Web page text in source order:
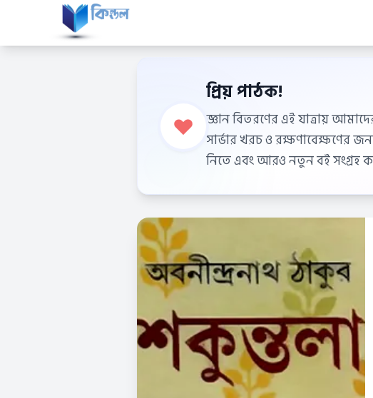
প্রিয় পাঠক!
জ্ঞান বিতরণের এই যাত্রায়
সার্ভার খরচ ও রক্ষণাবেক্ষণের
নিতে এবং আরও নতুন বই সংগ্রহ